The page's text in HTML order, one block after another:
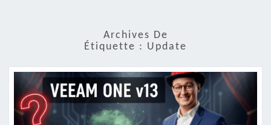
Archives De
Étiquette : Update